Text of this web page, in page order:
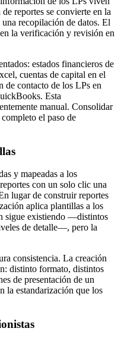
reportes se convierte en la
recopilación de datos. El
la verificación y revisión en
estados financieros de
cuentas de capital en el
de contacto de los LPs en
Esta
manual. Consolidar
el paso de
y mapeadas a los
con un solo clic una
lugar de construir reportes
aplica plantillas a los
sigue existiendo —distintos
de detalle—, pero la
consistencia. La creación
distinto formato, distintos
de presentación de un
la estandarización que los